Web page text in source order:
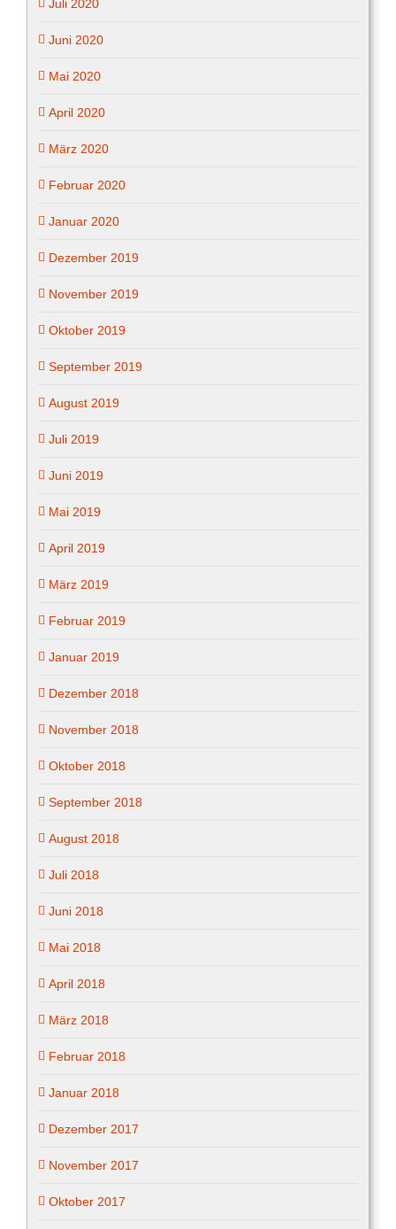
Juli 2020
Juni 2020
Mai 2020
April 2020
März 2020
Februar 2020
Januar 2020
Dezember 2019
November 2019
Oktober 2019
September 2019
August 2019
Juli 2019
Juni 2019
Mai 2019
April 2019
März 2019
Februar 2019
Januar 2019
Dezember 2018
November 2018
Oktober 2018
September 2018
August 2018
Juli 2018
Juni 2018
Mai 2018
April 2018
März 2018
Februar 2018
Januar 2018
Dezember 2017
November 2017
Oktober 2017